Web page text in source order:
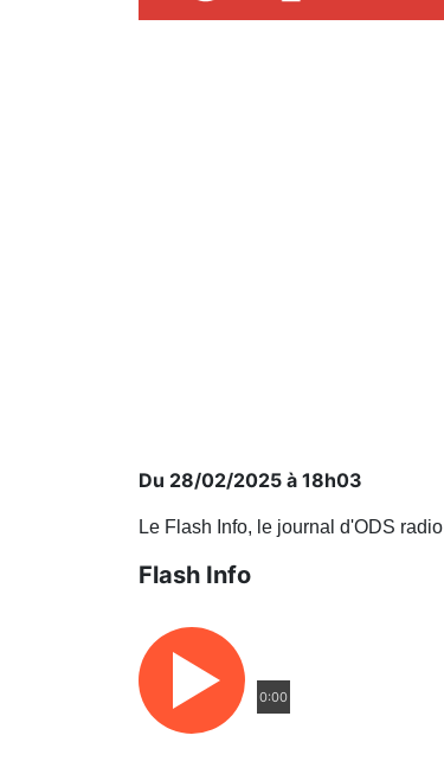
Du 28/02/2025 à 18h03
Le Flash Info, le journal d'ODS radio
Flash Info
0:00